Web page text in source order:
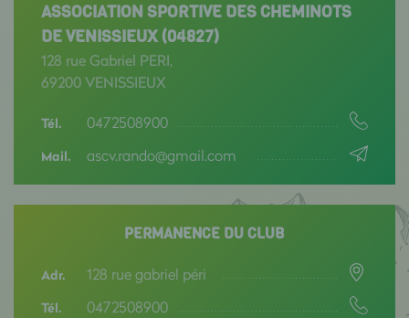
ASSOCIATION SPORTIVE DES CHEMINOTS
DE VENISSIEUX (04827)
128 rue Gabriel PERI,
69200 VENISSIEUX
Tél. 0472508900
Mail. ascv.rando@gmail.com
PERMANENCE DU CLUB
Adr. 128 rue gabriel péri
Tél. 0472508900